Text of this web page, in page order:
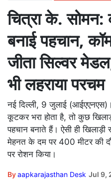
चित्रा के.
बनाई पहचान,
जीता सिल्वर
भी लहराया परचम
नई दिल्ली, 9 जुलाई
कूटकर भरा होता है, तो कुछ
पहचान बनाते हैं। ऐसी ही खिलाड़ी
मेहनत के दम पर 400 मीटर की
पर रोशन किया।
Byaapkarajasthan Desk Jul 9,